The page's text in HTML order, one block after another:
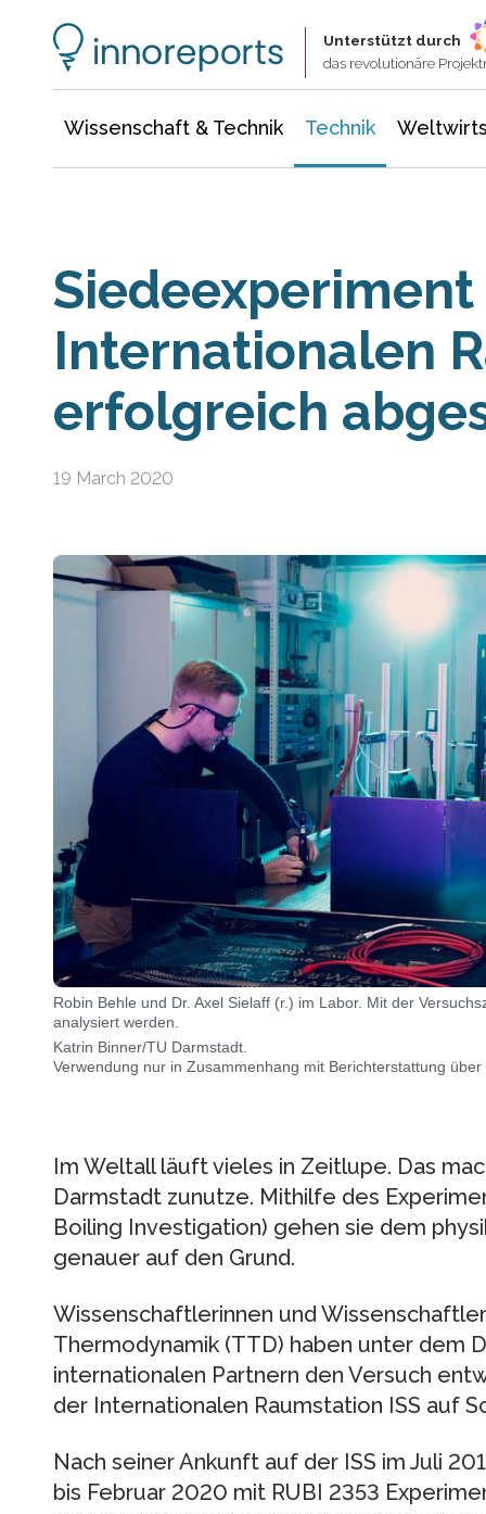
Unterstützt durch
das revolutionäre
Wissenschaft & Technik Technik
Internationalen
erfolgreich
19 March 2020
Robin Behle und Dr. Axel Sielaff (r.) im Labor. Mit der
analysiert werden.
Katrin Binner/TU Darmstadt.
Verwendung nur in Zusammenhang mit Berichterstattung
Im Weltall läuft vieles in Zeitlupe. Das
Darmstadt zunutze. Mithilfe des
Boiling Investigation) gehen sie dem
genauer auf den Grund.
Wissenschaftlerinnen und
Thermodynamik (TTD) haben unter dem
internationalen Partnern den Versuch
der Internationalen Raumstation ISS auf
Nach seiner Ankunft auf der ISS im Juli
bis Februar 2020 mit RUBI 2353